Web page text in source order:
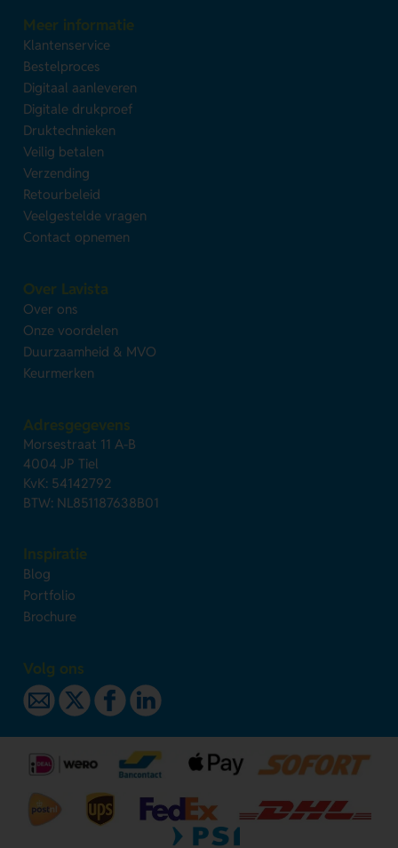
Meer informatie
Klantenservice
Bestelproces
Digitaal aanleveren
Digitale drukproef
Druktechnieken
Veilig betalen
Verzending
Retourbeleid
Veelgestelde vragen
Contact opnemen
Over Lavista
Over ons
Onze voordelen
Duurzaamheid & MVO
Keurmerken
Adresgegevens
Morsestraat 11 A-B
4004 JP Tiel
KvK: 54142792
BTW: NL851187638B01
Inspiratie
Blog
Portfolio
Brochure
Volg ons